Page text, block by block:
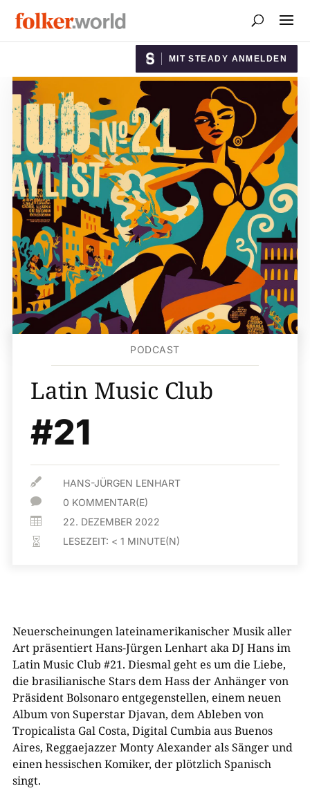
MIT STEADY ANMELDEN
PODCAST
Latin Music Club
#21
 HANS-JÜRGEN LENHART
 0 KOMMENTAR(E)
 22. DEZEMBER 2022
 LESEZEIT: < 1 MINUTE(N)
Neuerscheinungen lateinamerikanischer Musik aller
Art präsentiert Hans-Jürgen Lenhart aka DJ Hans im
Latin Music Club #21. Diesmal geht es um die Liebe,
die brasilianische Stars dem Hass der Anhänger von
Präsident Bolsonaro entgegenstellen, einem neuen
Album von Superstar Djavan, dem Ableben von
Tropicalista Gal Costa, Digital Cumbia aus Buenos
Aires, Reggaejazzer Monty Alexander als Sänger und
einen hessischen Komiker, der plötzlich Spanisch
singt.